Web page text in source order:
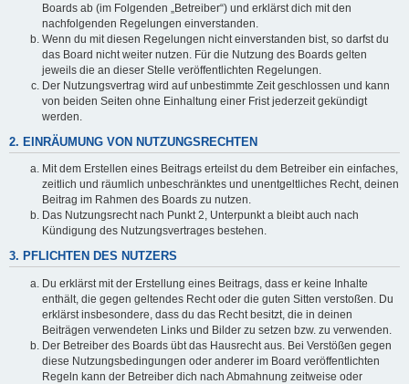
Boards ab (im Folgenden „Betreiber“) und erklärst dich mit den
nachfolgenden Regelungen einverstanden.
Wenn du mit diesen Regelungen nicht einverstanden bist, so darfst du
das Board nicht weiter nutzen. Für die Nutzung des Boards gelten
jeweils die an dieser Stelle veröffentlichten Regelungen.
Der Nutzungsvertrag wird auf unbestimmte Zeit geschlossen und kann
von beiden Seiten ohne Einhaltung einer Frist jederzeit gekündigt
werden.
2. EINRÄUMUNG VON NUTZUNGSRECHTEN
Mit dem Erstellen eines Beitrags erteilst du dem Betreiber ein einfaches,
zeitlich und räumlich unbeschränktes und unentgeltliches Recht, deinen
Beitrag im Rahmen des Boards zu nutzen.
Das Nutzungsrecht nach Punkt 2, Unterpunkt a bleibt auch nach
Kündigung des Nutzungsvertrages bestehen.
3. PFLICHTEN DES NUTZERS
Du erklärst mit der Erstellung eines Beitrags, dass er keine Inhalte
enthält, die gegen geltendes Recht oder die guten Sitten verstoßen. Du
erklärst insbesondere, dass du das Recht besitzt, die in deinen
Beiträgen verwendeten Links und Bilder zu setzen bzw. zu verwenden.
Der Betreiber des Boards übt das Hausrecht aus. Bei Verstößen gegen
diese Nutzungsbedingungen oder anderer im Board veröffentlichten
Regeln kann der Betreiber dich nach Abmahnung zeitweise oder